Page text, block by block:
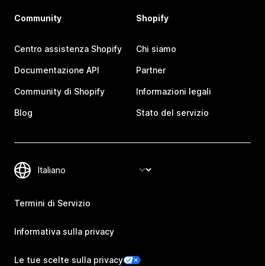
Community
Centro assistenza Shopify
Documentazione API
Community di Shopify
Blog
Shopify
Chi siamo
Partner
Informazioni legali
Stato del servizio
Termini di Servizio
Informativa sulla privacy
Le tue scelte sulla privacy